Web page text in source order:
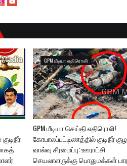
GPM மீடியா எதிரொலி
GPM மீடியா செய்தி எதிரொலி!
கோபாலப்பட்டிணத்தில் குடிநீர்
வால்வு சீரமைப்பு: ஊராட்சி
செயலாளருக்கு பொதுமக்கள்